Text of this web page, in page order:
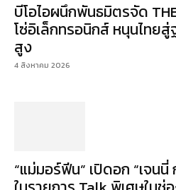
บีโอไอผนึกพันธมิตรจัด
โซ่อิเล็กทรอนิกส์ หนุนไทย
สูง
4 สิงหาคม 2026
“แม่มอร์ฟีน” เปิดอก “เจน